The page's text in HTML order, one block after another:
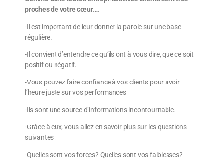
proches de votre cœur….
-Il est important de leur donner la parole sur une base
régulière.
-Il convient d’entendre ce qu’ils ont à vous dire, que ce soit
positif ou négatif.
-Vous pouvez faire confiance à vos clients pour avoir
l’heure juste sur vos performances
-Ils sont une source d’informations incontournable.
-Grâce à eux, vous allez en savoir plus sur les questions
suivantes :
-Quelles sont vos forces? Quelles sont vos faiblesses?